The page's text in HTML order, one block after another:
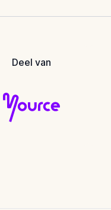
Deel van